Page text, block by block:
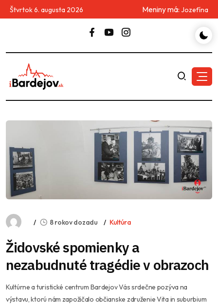
Štvrtok 6. augusta 2026 Meniny má: Jozefína
8 rokov dozadu Kultúra
Židovské spomienky a
nezabudnuté tragédie v obrazoch
Kultúrne a turistické centrum Bardejov Vás srdečne pozýva na
výstavu, ktorú nám zapožičalo občianske združenie Vita in suburbium